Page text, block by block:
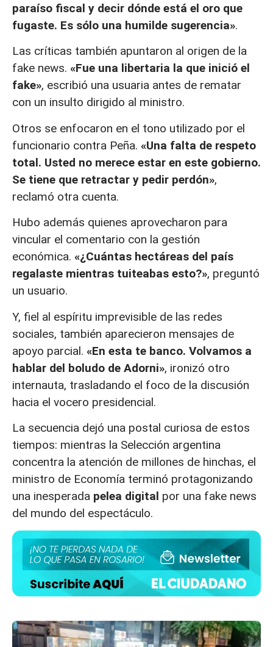
paraíso fiscal y decir dónde está el oro que
fugaste. Es sólo una humilde sugerencia».
Las críticas también apuntaron al origen de la
fake news. «Fue una libertaria la que inició el
fake», escribió una usuaria antes de rematar
con un insulto dirigido al ministro.
Otros se enfocaron en el tono utilizado por el
funcionario contra Peña. «Una falta de respeto
total. Usted no merece estar en este gobierno.
Se tiene que retractar y pedir perdón»,
reclamó otra cuenta.
Hubo además quienes aprovecharon para
vincular el comentario con la gestión
económica. «¿Cuántas hectáreas del país
regalaste mientras tuiteabas esto?», preguntó
un usuario.
Y, fiel al espíritu imprevisible de las redes
sociales, también aparecieron mensajes de
apoyo parcial. «En esta te banco. Volvamos a
hablar del boludo de Adorni», ironizó otro
internauta, trasladando el foco de la discusión
hacia el vocero presidencial.
La secuencia dejó una postal curiosa de estos
tiempos: mientras la Selección argentina
concentra la atención de millones de hinchas, el
ministro de Economía terminó protagonizando
una inesperada pelea digital por una fake news
del mundo del espectáculo.